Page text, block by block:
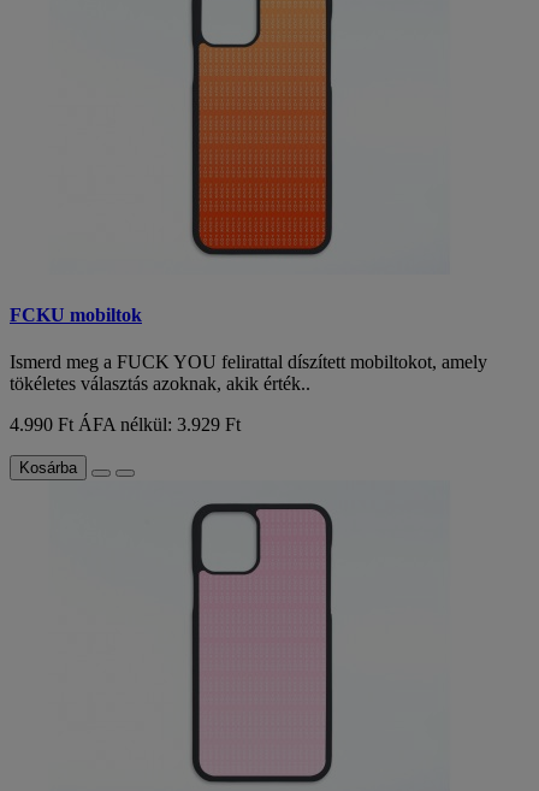
FCKU mobiltok
Ismerd meg a FUCK YOU felirattal díszített mobiltokot, amely
tökéletes választás azoknak, akik érték..
4.990 Ft ÁFA nélkül: 3.929 Ft
Kosárba